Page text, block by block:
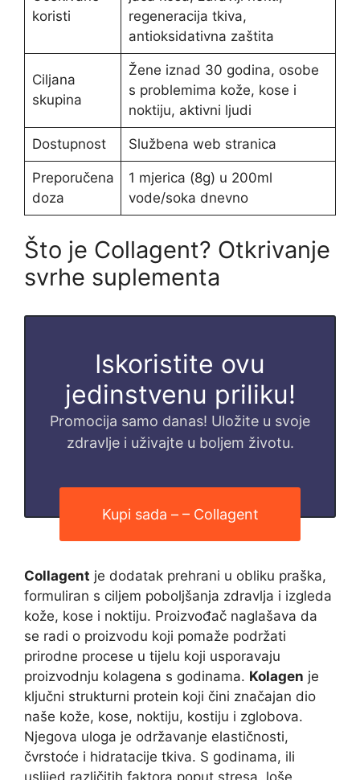
koristi
regeneracija tkiva,
antioksidativna zaštita
Ciljana
skupina
Žene iznad 30 godina, osobe
s problemima kože, kose i
noktiju, aktivni ljudi
Dostupnost Službena web stranica
Preporučena
doza
1 mjerica (8g) u 200ml
vode/soka dnevno
Što je Collagent? Otkrivanje
svrhe suplementa
Iskoristite ovu
jedinstvenu priliku!
Promocija samo danas! Uložite u svoje
zdravlje i uživajte u boljem životu.
Kupi sada – – Collagent
Collagent je dodatak prehrani u obliku praška,
formuliran s ciljem poboljšanja zdravlja i izgleda
kože, kose i noktiju. Proizvođač naglašava da
se radi o proizvodu koji pomaže podržati
prirodne procese u tijelu koji usporavaju
proizvodnju kolagena s godinama. Kolagen je
ključni strukturni protein koji čini značajan dio
naše kože, kose, noktiju, kostiju i zglobova.
Njegova uloga je održavanje elastičnosti,
čvrstoće i hidratacije tkiva. S godinama, ili
uslijed različitih faktora poput stresa, loše